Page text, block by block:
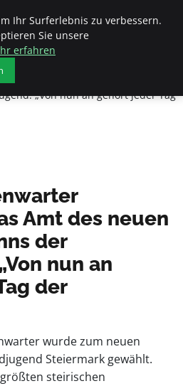
das Amt des neuen
„Von nun an gehört jeder Tag
Amt des neuen
der
nun an
der
wurde zum neuen
Steiermark gewählt.
steirischen
Ihr Surferlebnis zu verbessern.
Sie unsere
erfahren